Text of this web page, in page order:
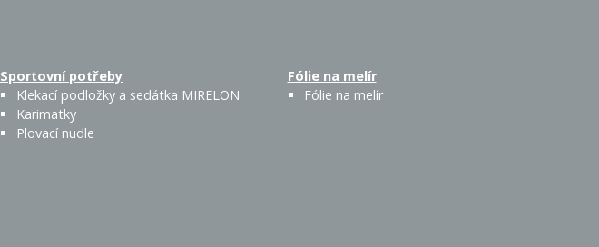
Sportovní potřeby
Klekací podložky a sedátka MIRELON
Karimatky
Plovací nudle
Fólie na melír
Fólie na melír